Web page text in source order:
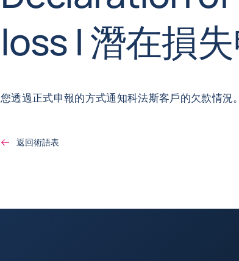
loss | 潛在損
您透過正式申報的方式通知科法斯客戶的欠款情況。
返回術語表